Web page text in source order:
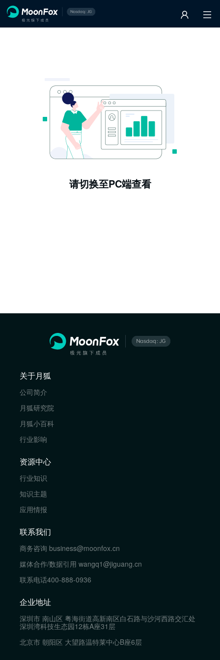
请切换至PC端查看
关于月狐
公司简介
月狐研究院
月狐小百科
行业影响
资源中心
行业知识
知识主题
应用情报
联系我们
商务咨询 business@moonfox.cn
媒体合作/数据引用 wangq1@jiguang.cn
联系电话400-888-0936
企业地址
深圳市 南山区 粤海街道高新南区白石路与沙河西路交汇处
深圳湾科技生态园12栋A座31层
北京市 朝阳区 大望路温特莱中心B座6层